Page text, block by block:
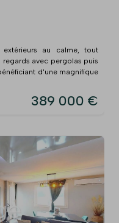
au calme, tout
avec pergolas puis
d'une magnifique
389 000 €